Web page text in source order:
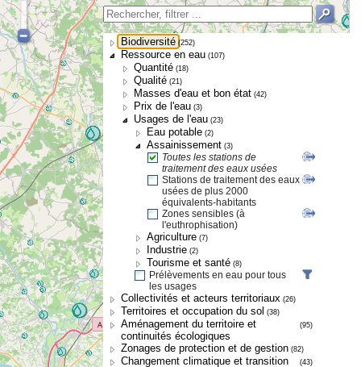
Biodiversité (252)
Ressource en eau (107)
Quantité (18)
Qualité (21)
Masses d'eau et bon état (42)
Prix de l'eau (3)
Usages de l'eau (23)
Eau potable (2)
Assainissement (3)
Toutes les stations de
traitement des eaux usées
Stations de traitement des eaux
usées de plus 2000
équivalents-habitants
Zones sensibles (à
l'euthrophisation)
Agriculture (7)
Industrie (2)
Tourisme et santé (8)
Prélèvements en eau pour tous
les usages
Collectivités et acteurs territoriaux (26)
Territoires et occupation du sol (38)
Aménagement du territoire et
continuités écologiques
(95)
Zonages de protection et de gestion (82)
Changement climatique et transition (43)